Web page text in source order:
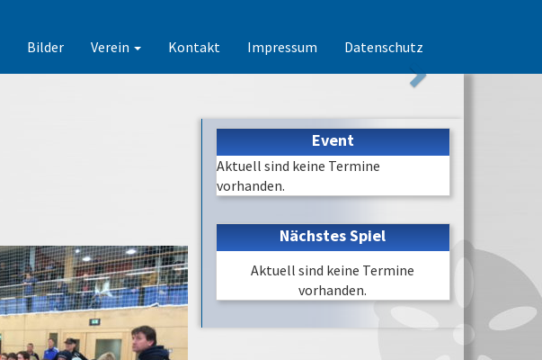
Bilder Verein Kontakt Impressum Datenschutz
Event
Aktuell sind keine Termine
vorhanden.
Nächstes Spiel
Aktuell sind keine Termine
vorhanden.